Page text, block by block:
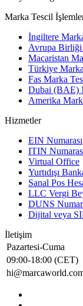
Marka Tescil
İngiltere
Avrupa Birliği
Macaristan
Türkiye
Fas Marka
Dubai (BAE)
Amerika
Hizmetler
EIN Numarası
ITIN
Virtual Office
Yurtıdışı
Sanal Pos
LLC Vergi
DUNS
Dijital veya
İletişim
Pazartesi-Cuma
09:00-18:00 (CET)